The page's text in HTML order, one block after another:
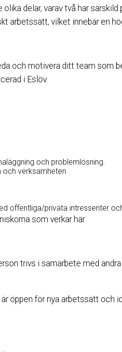
delar, varav två har
vilket innebär en
och motivera ditt team som
i Eslöv.
och problemlösning.
och verksamheten
offentliga/privata intressenter
som verkar här.
trivs i samarbete med
öppen för nya arbetssätt